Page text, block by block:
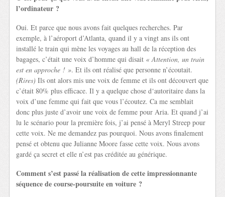
l’ordinateur ?
Oui. Et parce que nous avons fait quelques recherches. Par
exemple, à l’aéroport d’Atlanta, quand il y a vingt ans ils ont
installé le train qui mène les voyages au hall de la réception des
bagages, c’était une voix d’homme qui disait « Attention, un train
est en approche ! ». Et ils ont réalisé que personne n’écoutait.
(Rires) Ils ont alors mis une voix de femme et ils ont découvert que
c’était 80% plus efficace. Il y a quelque chose d‘autoritaire dans la
voix d’une femme qui fait que vous l’écoutez. Ca me semblait
donc plus juste d’avoir une voix de femme pour Aria. Et quand j’ai
lu le scénario pour la première fois, j’ai pensé à Meryl Streep pour
cette voix. Ne me demandez pas pourquoi. Nous avons finalement
pensé et obtenu que Julianne Moore fasse cette voix. Nous avons
gardé ça secret et elle n’est pas créditée au générique.
Comment s’est passé la réalisation de cette impressionnante
séquence de course-poursuite en voiture ?